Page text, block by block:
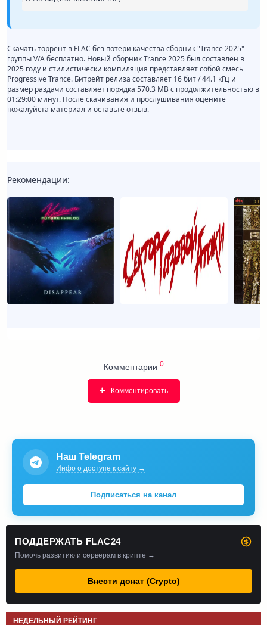
Скачать торрент в FLAC без потери качества сборник "Trance 2025"
группы V/A бесплатно. Новый сборник Trance 2025 был составлен в
2025 году и стилистически компиляция представляет собой смесь
Progressive Trance. Битрейт релиза составляет 16 бит / 44.1 кГц и
размер раздачи составляет порядка 570.3 MB с продолжительностью в
01:29:00 минут. После скачивания и прослушивания оцените
пожалуйста материал и оставьте отзыв.
Рекомендации:
Комментарии 0
Комментировать
Наш Telegram
Инфо о доступе к сайту →
Подписаться на канал
ПОДДЕРЖАТЬ FLAC24
Помочь развитию и серверам в крипте →
Внести донат (Crypto)
НЕДЕЛЬНЫЙ РЕЙТИНГ